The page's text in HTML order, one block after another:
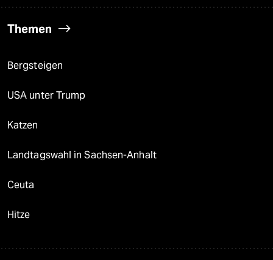
Themen
Bergsteigen
USA unter Trump
Katzen
Landtagswahl in Sachsen-Anhalt
Ceuta
Hitze